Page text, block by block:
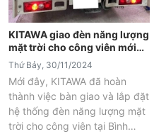
KITAWA giao đèn năng lượng
mặt trời cho công viên mới
tại Bình Dương
Thứ Bảy, 30/11/2024
Mới đây, KITAWA đã hoàn
thành việc bàn giao và lắp đặt
hệ thống đèn năng lượng mặt
trời cho công viên tại Bình